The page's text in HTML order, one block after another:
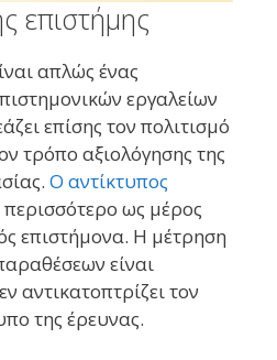
επιστήμης
απλώς ένας
εργαλείων
επίσης τον πολιτισμό
τρόπο αξιολόγησης της
Ο αντίκτυπος
ως μέρος
επιστήμονα. Η μέτρηση
είναι
αντικατοπτρίζει τον
της έρευνας.